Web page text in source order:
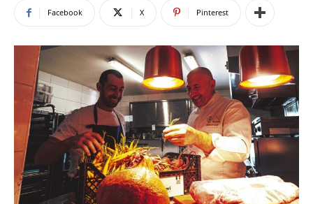
Facebook X Pinterest